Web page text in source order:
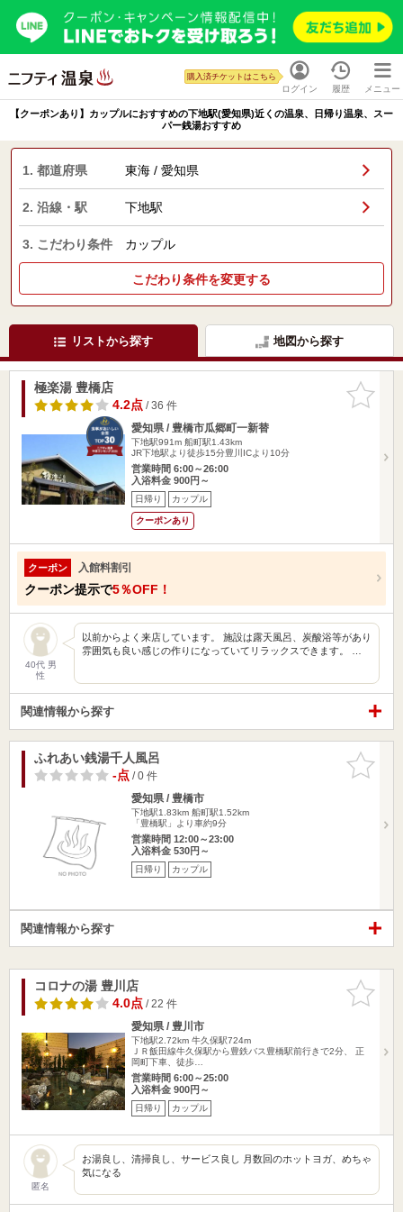
ログイン
購入済チケットはこちら
履歴 メニュー
【クーポンあり】カップルにおすすめの下地駅(愛知県)近くの温泉、日帰り温泉、スー
パー銭湯おすすめ
1. 都道府県 東海 / 愛知県
2. 沿線・駅 下地駅
3. こだわり条件 カップル
こだわり条件を変更する
リストから探す 地図から探す
お気に入
りに追加
極楽湯 豊橋店
4.2点/ 36 件
愛知県 / 豊橋市瓜郷町一新替
下地駅991m 船町駅1.43km
JR下地駅より徒歩15分豊川ICより10分
営業時間 6:00～26:00
入浴料金 900円～
日帰り カップル
クーポンあり
クーポン 入館料割引
クーポン提示で5％OFF！
40代 男
性
以前からよく来店しています。 施設は露天風呂、炭酸浴等があり
雰囲気も良い感じの作りになっていてリラックスできます。 …
関連情報から探す
お気に入
りに追加
ふれあい銭湯千人風呂
-点/ 0 件
愛知県 / 豊橋市
下地駅1.83km 船町駅1.52km
「豊橋駅」より車約9分
営業時間 12:00～23:00
入浴料金 530円～
日帰り カップル
関連情報から探す
お気に入
りに追加
コロナの湯 豊川店
4.0点/ 22 件
愛知県 / 豊川市
下地駅2.72km 牛久保駅724m
ＪＲ飯田線牛久保駅から豊鉄バス豊橋駅前行きで2分、 正
岡町下車、徒歩…
営業時間 6:00～25:00
入浴料金 900円～
日帰り カップル
匿名
お湯良し、清掃良し、サービス良し 月数回のホットヨガ、めちゃ
気になる